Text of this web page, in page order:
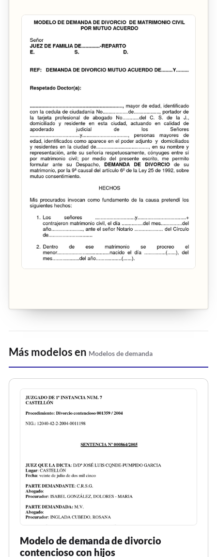
Más modelos en Modelos de demanda
Modelo de demanda de divorcio
contencioso con hijos